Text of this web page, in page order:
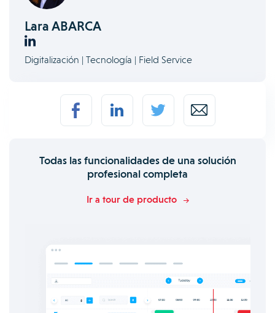
Lara ABARCA
Digitalización | Tecnología | Field Service
Todas las funcionalidades de una solución
profesional completa
Ir a tour de producto